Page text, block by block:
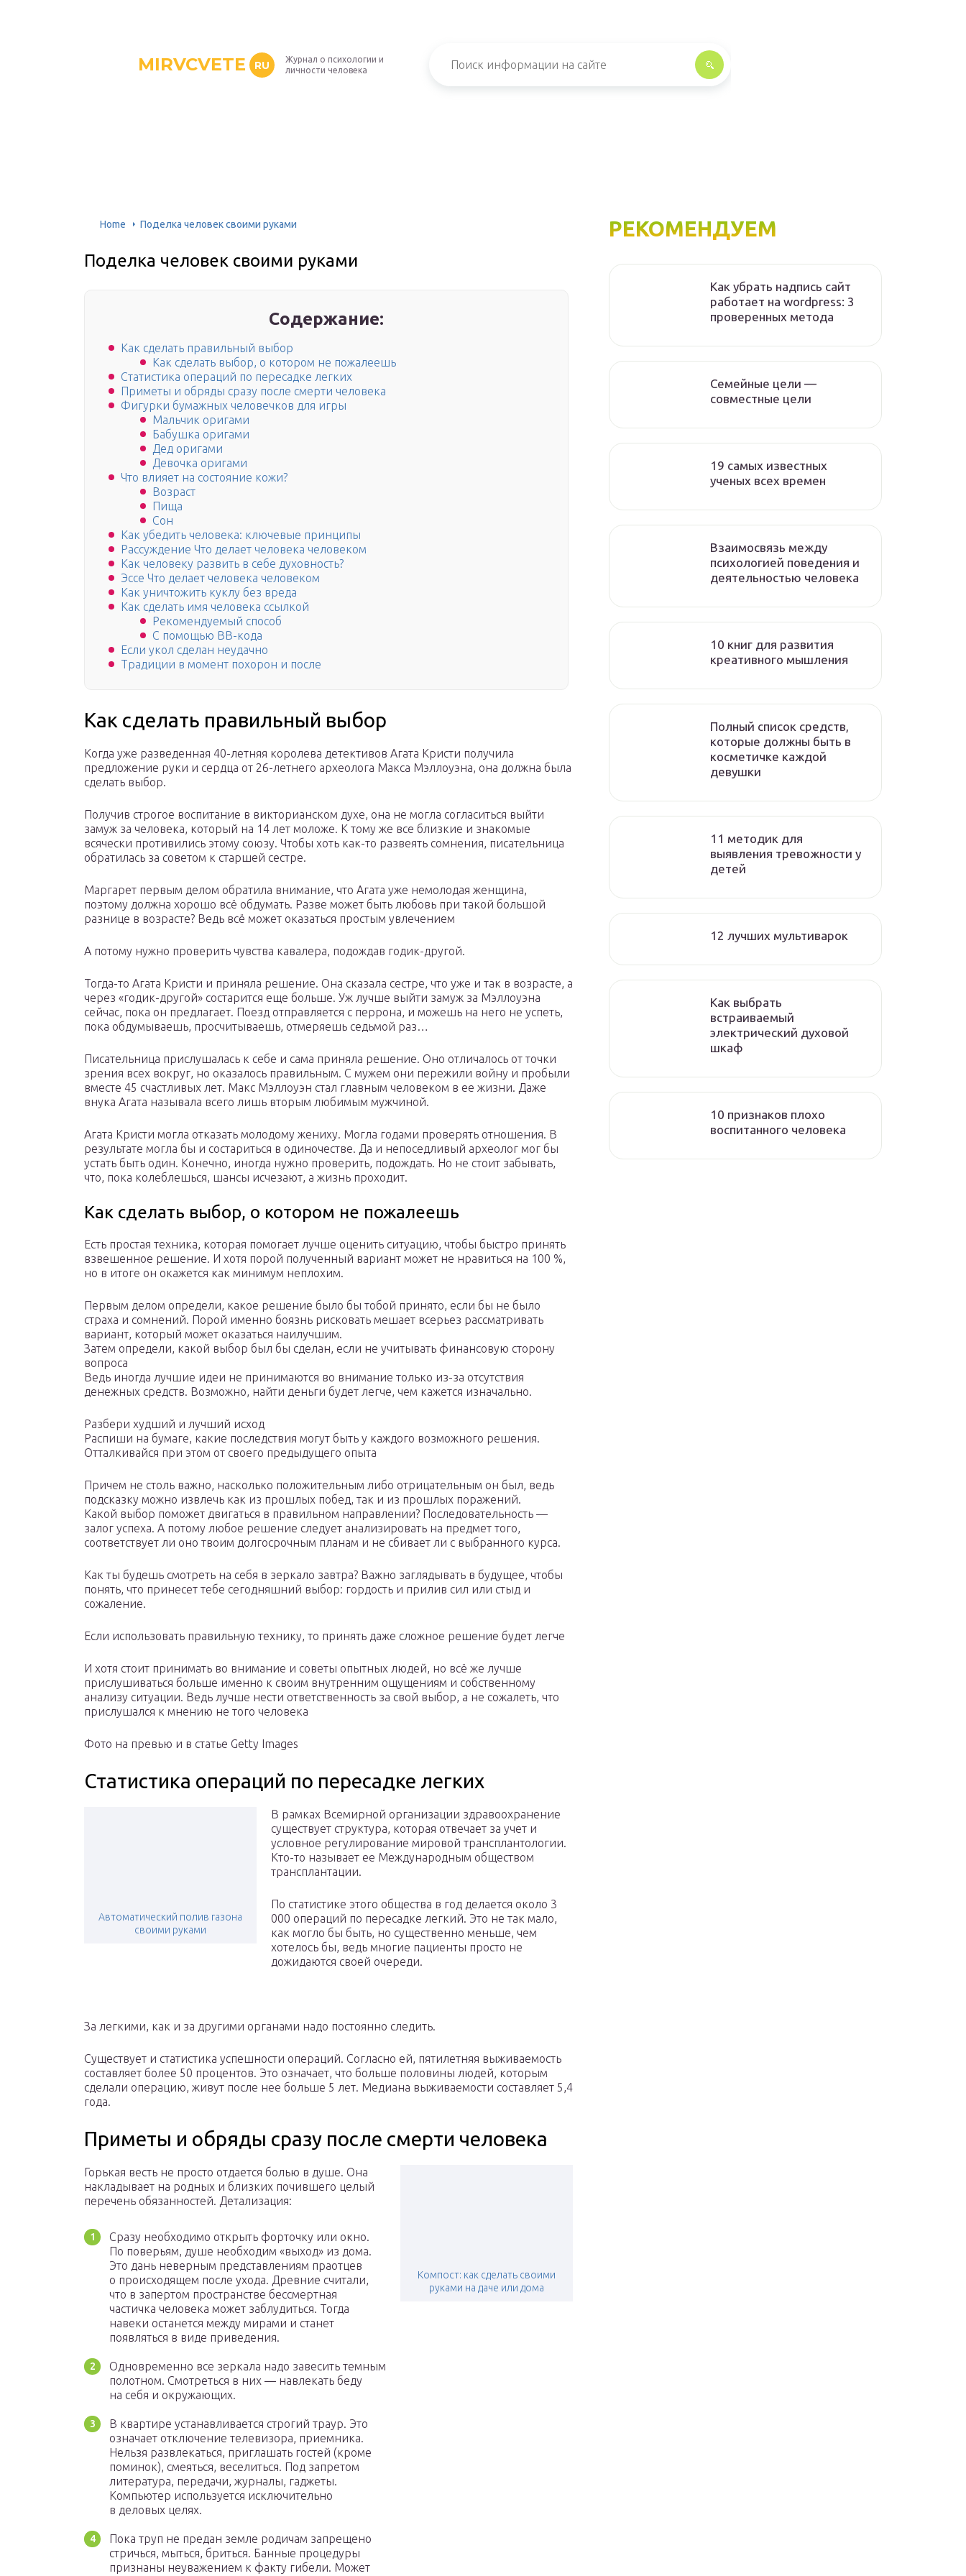
MIRVCVETE RU
Журнал о психологии и
личности человека
Home Поделка человек своими руками
Поделка человек своими руками
Содержание:
Как сделать правильный выбор
Как сделать выбор, о котором не пожалеешь
Статистика операций по пересадке легких
Приметы и обряды сразу после смерти человека
Фигурки бумажных человечков для игры
Мальчик оригами
Бабушка оригами
Дед оригами
Девочка оригами
Что влияет на состояние кожи?
Возраст
Пища
Сон
Как убедить человека: ключевые принципы
Рассуждение Что делает человека человеком
Как человеку развить в себе духовность?
Эссе Что делает человека человеком
Как уничтожить куклу без вреда
Как сделать имя человека ссылкой
Рекомендуемый способ
С помощью BB-кода
Если укол сделан неудачно
Традиции в момент похорон и после
Как сделать правильный выбор
Когда уже разведенная 40-летняя королева детективов Агата Кристи получила
предложение руки и сердца от 26-летнего археолога Макса Мэллоуэна, она должна была
сделать выбор.
Получив строгое воспитание в викторианском духе, она не могла согласиться выйти
замуж за человека, который на 14 лет моложе. К тому же все близкие и знакомые
всячески противились этому союзу. Чтобы хоть как-то развеять сомнения, писательница
обратилась за советом к старшей сестре.
Маргарет первым делом обратила внимание, что Агата уже немолодая женщина,
поэтому должна хорошо всё обдумать. Разве может быть любовь при такой большой
разнице в возрасте? Ведь всё может оказаться простым увлечением
А потому нужно проверить чувства кавалера, подождав годик-другой.
Тогда-то Агата Кристи и приняла решение. Она сказала сестре, что уже и так в возрасте, а
через «годик-другой» состарится еще больше. Уж лучше выйти замуж за Мэллоуэна
сейчас, пока он предлагает. Поезд отправляется с перрона, и можешь на него не успеть,
пока обдумываешь, просчитываешь, отмеряешь седьмой раз…
Писательница прислушалась к себе и сама приняла решение. Оно отличалось от точки
зрения всех вокруг, но оказалось правильным. С мужем они пережили войну и пробыли
вместе 45 счастливых лет. Макс Мэллоуэн стал главным человеком в ее жизни. Даже
внука Агата называла всего лишь вторым любимым мужчиной.
Агата Кристи могла отказать молодому жениху. Могла годами проверять отношения. В
результате могла бы и состариться в одиночестве. Да и непоседливый археолог мог бы
устать быть один. Конечно, иногда нужно проверить, подождать. Но не стоит забывать,
что, пока колеблешься, шансы исчезают, а жизнь проходит.
Как сделать выбор, о котором не пожалеешь
Есть простая техника, которая помогает лучше оценить ситуацию, чтобы быстро принять
взвешенное решение. И хотя порой полученный вариант может не нравиться на 100 %,
но в итоге он окажется как минимум неплохим.
Первым делом определи, какое решение было бы тобой принято, если бы не было
страха и сомнений. Порой именно боязнь рисковать мешает всерьез рассматривать
вариант, который может оказаться наилучшим.
Затем определи, какой выбор был бы сделан, если не учитывать финансовую сторону
вопроса
Ведь иногда лучшие идеи не принимаются во внимание только из-за отсутствия
денежных средств. Возможно, найти деньги будет легче, чем кажется изначально.
Разбери худший и лучший исход
Распиши на бумаге, какие последствия могут быть у каждого возможного решения.
Отталкивайся при этом от своего предыдущего опыта
Причем не столь важно, насколько положительным либо отрицательным он был, ведь
подсказку можно извлечь как из прошлых побед, так и из прошлых поражений.
Какой выбор поможет двигаться в правильном направлении? Последовательность —
залог успеха. А потому любое решение следует анализировать на предмет того,
соответствует ли оно твоим долгосрочным планам и не сбивает ли с выбранного курса.
Как ты будешь смотреть на себя в зеркало завтра? Важно заглядывать в будущее, чтобы
понять, что принесет тебе сегодняшний выбор: гордость и прилив сил или стыд и
сожаление.
Если использовать правильную технику, то принять даже сложное решение будет легче
И хотя стоит принимать во внимание и советы опытных людей, но всё же лучше
прислушиваться больше именно к своим внутренним ощущениям и собственному
анализу ситуации. Ведь лучше нести ответственность за свой выбор, а не сожалеть, что
прислушался к мнению не того человека
Фото на превью и в статье Getty Images
Статистика операций по пересадке легких
Автоматический полив газона
своими руками
В рамках Всемирной организации здравоохранение
существует структура, которая отвечает за учет и
условное регулирование мировой трансплантологии.
Кто-то называет ее Международным обществом
трансплантации.
По статистике этого общества в год делается около 3
000 операций по пересадке легкий. Это не так мало,
как могло бы быть, но существенно меньше, чем
хотелось бы, ведь многие пациенты просто не
дожидаются своей очереди.
За легкими, как и за другими органами надо постоянно следить.
Существует и статистика успешности операций. Согласно ей, пятилетняя выживаемость
составляет более 50 процентов. Это означает, что больше половины людей, которым
сделали операцию, живут после нее больше 5 лет. Медиана выживаемости составляет 5,4
года.
Приметы и обряды сразу после смерти человека
Компост: как сделать своими
руками на даче или дома
Горькая весть не просто отдается болью в душе. Она
накладывает на родных и близких почившего целый
перечень обязанностей. Детализация:
Сразу необходимо открыть форточку или окно.
По поверьям, душе необходим «выход» из дома.
Это дань неверным представлениям праотцев
о происходящем после ухода. Древние считали,
что в запертом пространстве бессмертная
частичка человека может заблудиться. Тогда
навеки останется между мирами и станет
появляться в виде приведения.
Одновременно все зеркала надо завесить темным
полотном. Смотреться в них — навлекать беду
на себя и окружающих.
В квартире устанавливается строгий траур. Это
означает отключение телевизора, приемника.
Нельзя развлекаться, приглашать гостей (кроме
поминок), смеяться, веселиться. Под запретом
литература, передачи, журналы, гаджеты.
Компьютер используется исключительно
в деловых целях.
Пока труп не предан земле родичам запрещено
стричься, мыться, бриться. Банные процедуры
признаны неуважением к факту гибели. Может
РЕКОМЕНДУЕМ
Как убрать надпись сайт
работает на wordpress: 3
проверенных метода
Семейные цели —
совместные цели
19 самых известных
ученых всех времен
Взаимосвязь между
психологией поведения и
деятельностью человека
10 книг для развития
креативного мышления
Полный список средств,
которые должны быть в
косметичке каждой
девушки
11 методик для
выявления тревожности у
детей
12 лучших мультиварок
Как выбрать
встраиваемый
электрический духовой
шкаф
10 признаков плохо
воспитанного человека